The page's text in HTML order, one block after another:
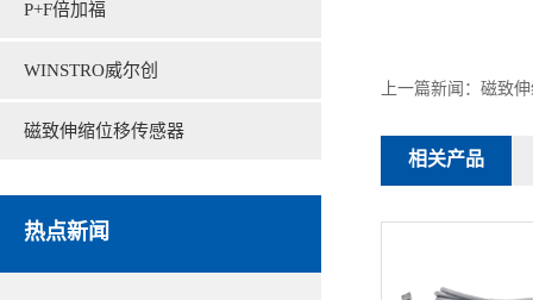
P+F倍加福
WINSTRO威尔创
磁致伸缩位移传感器
热点新闻
上一篇新闻： 磁致
相关产品